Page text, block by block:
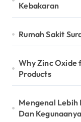
Kebakaran
Rumah Sakit
Why Zinc Oxide
Products
Mengenal Lebih
Dan Kegunaanya